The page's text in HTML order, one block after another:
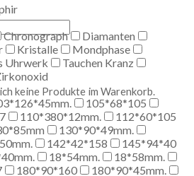
keine Produkte im Warenkorb.
Chronograph
Diamanten
Kristalle
Mondphase
Uhrwerk
Tauchen Kranz
105*68*105
110*380*12mm.
112*60*105
130*90*49mm.
142*42*158
145*94*40
18*54mm.
18*58mm.
180*90*160
180*90*45mm.